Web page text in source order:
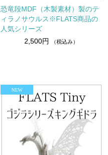
恐竜段MDF（木製素材）製のテ
ィラノサウルス※FLATS商品の
人気シリーズ
2,500円
（税込み）